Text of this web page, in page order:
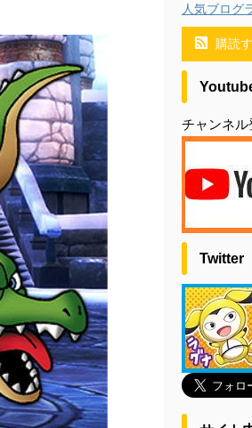
人気ブログ
購読
チャンネル
Twitter